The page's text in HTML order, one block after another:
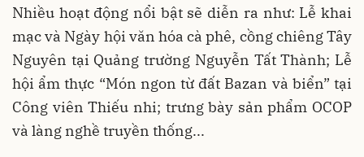
Nhiều hoạt động nổi bật sẽ diễn ra như: Lễ khai
mạc và Ngày hội văn hóa cà phê, cồng chiêng Tây
Nguyên tại Quảng trường Nguyễn Tất Thành; Lễ
hội ẩm thực “Món ngon từ đất Bazan và biển” tại
Công viên Thiếu nhi; trưng bày sản phẩm OCOP
và làng nghề truyền thống...